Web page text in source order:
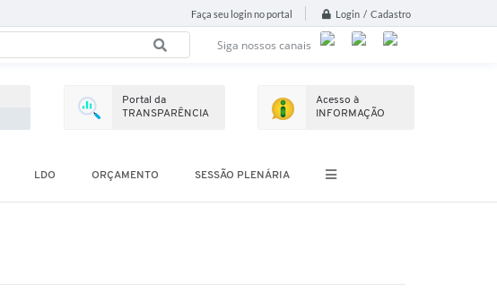
Faça seu login no portal Login / Cadastro
Siga nossos canais
Acesso à
INFORMAÇÃO
Portal da
TRANSPARÊNCIA
LDO ORÇAMENTO SESSÃO PLENÁRIA